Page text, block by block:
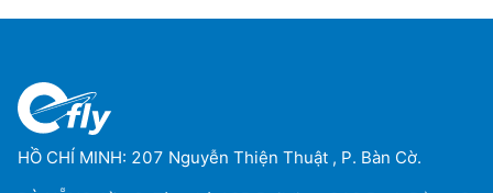
HỒ CHÍ MINH: 207 Nguyễn Thiện Thuật , P. Bàn Cờ.